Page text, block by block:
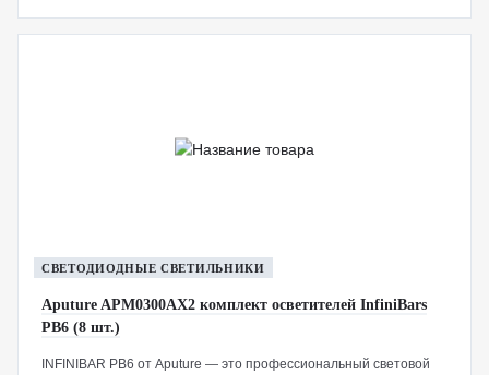
также расширенные настройки оттенка, насыщенности и
яркости для получения точных и насыщенных цветов.
СВЕТОДИОДНЫЕ СВЕТИЛЬНИКИ
Aputure APM0300AX2 комплект осветителей InfiniBars
PB6 (8 шт.)
INFINIBAR PB6 от Aputure — это профессиональный световой